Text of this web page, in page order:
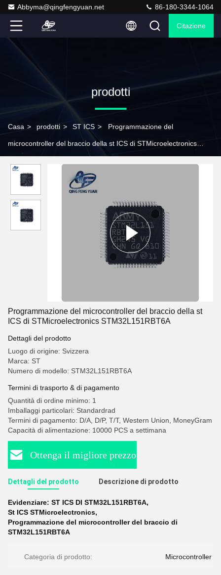
Abbyma@qingfengyuan.net 86-180-3344-1064
Citazione
prodotti
Casa > prodotti > ST ICS > Programmazione del
microcontroller del braccio della st ICS di STMicroelectronics
Programmazione del microcontroller del braccio della st
ICS di STMicroelectronics STM32L151RBT6A
Dettagli del prodotto
Luogo di origine: Svizzera
Marca: ST
Numero di modello: STM32L151RBT6A
Termini di trasporto & di pagamento
Quantità di ordine minimo: 1
Imballaggi particolari: Standardrad
Termini di pagamento: D/A, D/P, T/T, Western Union, MoneyGram
Capacità di alimentazione: 10000 PCS a settimana
Ottenga il migliore prezzo
Dettagli del prodotto Descrizione di prodotto
Evidenziare: ST ICS DI STM32L151RBT6A,
St ICS STMicroelectronics,
Programmazione del microcontroller del braccio di
STM32L151RBT6A
Categoria di prodotto: Microcontroller